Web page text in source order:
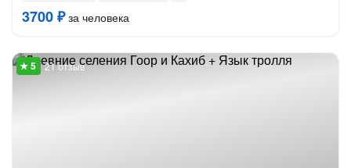
3700 ₽за человека
21 отзыв